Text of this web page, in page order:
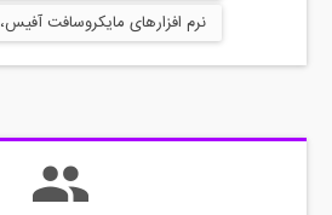
نرم افزارهای مایکروسافت آفیس، Microsoft Office